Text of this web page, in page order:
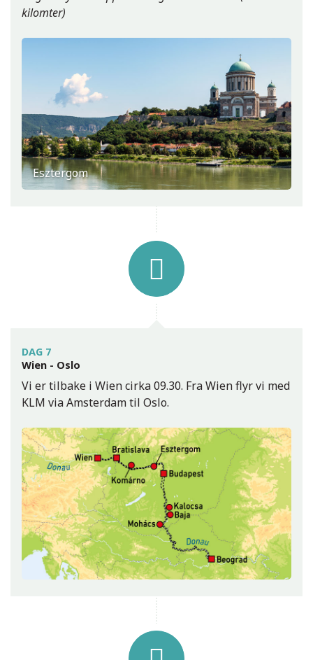
kilomter)
Esztergom
DAG 7
Wien - Oslo
Vi er tilbake i Wien cirka 09.30. Fra Wien flyr vi med
KLM via Amsterdam til Oslo.